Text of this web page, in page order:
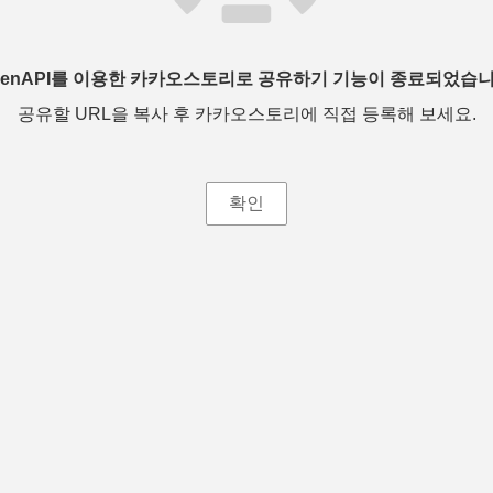
를 이용한 카카오스토리로 공유하기 기능이 종료되었습
공유할 URL을 복사 후 카카오스토리에 직접 등록해 보세요.
확인